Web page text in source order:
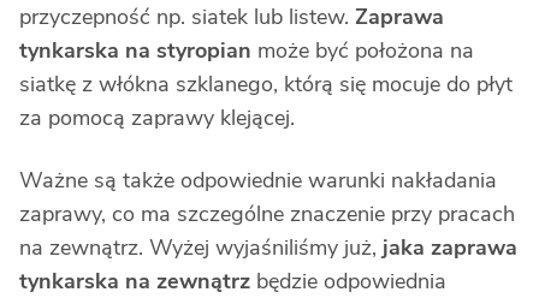
przyczepność np. siatek lub listew. Zaprawa
tynkarska na styropian może być położona na
siatkę z włókna szklanego, którą się mocuje do płyt
za pomocą zaprawy klejącej.
Ważne są także odpowiednie warunki nakładania
zaprawy, co ma szczególne znaczenie przy pracach
na zewnątrz. Wyżej wyjaśniliśmy już, jaka zaprawa
tynkarska na zewnątrz będzie odpowiednia